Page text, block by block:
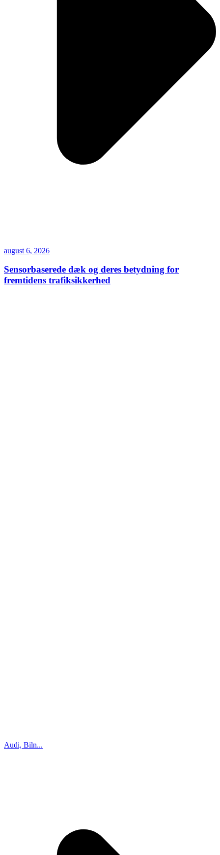
august 6, 2026
Sensorbaserede dæk og deres betydning for
fremtidens trafiksikkerhed
Audi, Biln...